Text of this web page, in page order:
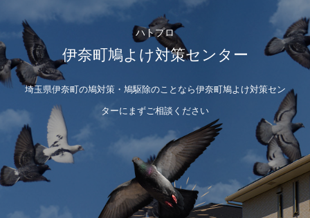
ハトプロ
伊奈町鳩よけ対策センター
埼玉県伊奈町の鳩対策・鳩駆除のことなら伊奈町鳩よけ対策セン
ターにまずご相談ください